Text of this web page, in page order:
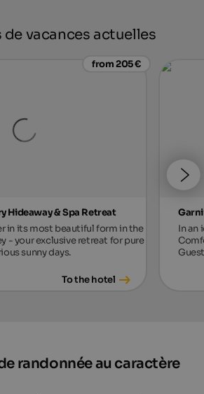
de vacances actuelles
from 205 €
Hideaway & Spa Retreat
in its most beautiful form in the
- your exclusive retreat for pure
sunny days.
To the hotel
In an
randonnée au caractère